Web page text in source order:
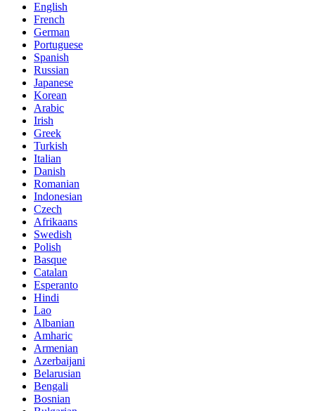
English
French
German
Portuguese
Spanish
Russian
Japanese
Korean
Arabic
Irish
Greek
Turkish
Italian
Danish
Romanian
Indonesian
Czech
Afrikaans
Swedish
Polish
Basque
Catalan
Esperanto
Hindi
Lao
Albanian
Amharic
Armenian
Azerbaijani
Belarusian
Bengali
Bosnian